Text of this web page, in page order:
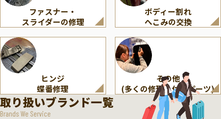
ファスナー・
スライダーの修理
ボディー割れ
へこみの交換
ヒンジ
蝶番修理
その他
(多くの修理・付属パーツ)
取り扱いブランド一覧
Brands We Service